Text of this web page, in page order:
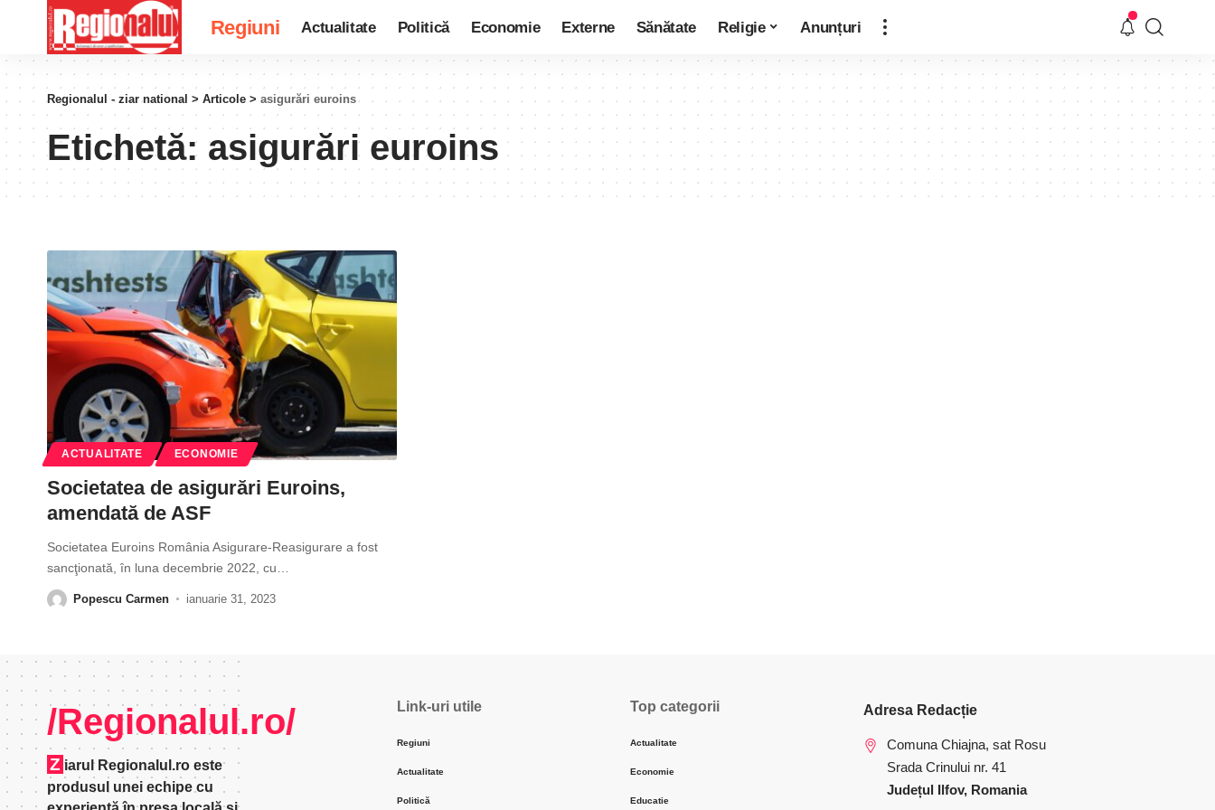
Regiuni Actualitate Politică Economie Externe Sănătate Religie Anunțuri
Regionalul - ziar national > Articole > asigurări euroins
Etichetă: asigurări euroins
ACTUALITATE ECONOMIE
Societatea de asigurări Euroins,
amendată de ASF
Societatea Euroins România Asigurare-Reasigurare a fost
sancţionată, în luna decembrie 2022, cu
Popescu Carmen ianuarie 31, 2023
/Regionalul.ro/
Z iarul Regionalul.ro este
produsul unei echipe cu
Link-uri utile
Regiuni
Actualitate
Politică
Top categorii
Actualitate
Economie
Educatie
Adresa Redacție
Comuna Chiajna, sat Rosu
Srada Crinului nr. 41
Județul Ilfov, Romania